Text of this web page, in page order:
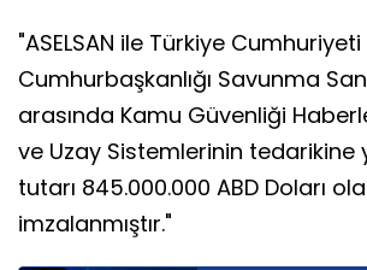
"ASELSAN ile Türkiye Cumhuriyeti
Cumhurbaşkanlığı Savunma
arasında Kamu Güvenliği
ve Uzay Sistemlerinin tedarikine
tutarı 845.000.000 ABD Doları
imzalanmıştır."